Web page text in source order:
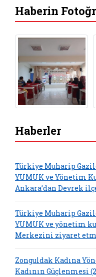
Haberin
Haberler
Türkiye Muharip
YUMUK ve Yönetim
Ankara’dan Devrek
Türkiye Muharip
YUMUK ve yönetim
Merkezini ziyaret
Zonguldak Kadına
Kadının Güçlenmesi